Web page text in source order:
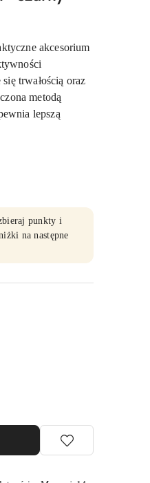
akcesorium
trwałością oraz
metodą
lepszą
punkty i
na następne